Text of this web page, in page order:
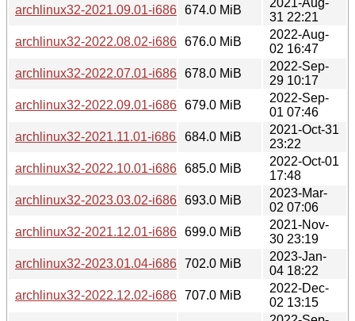
archlinux32-2021.09.01-i686.iso674.0 MiB
31 22:21
archlinux32-2022.08.02-i686.iso676.0 MiB
2022-Aug-
02 16:47
archlinux32-2022.07.01-i686.iso678.0 MiB
2022-Sep-
29 10:17
archlinux32-2022.09.01-i686.iso679.0 MiB
2022-Sep-
01 07:46
archlinux32-2021.11.01-i686.iso684.0 MiB
2021-Oct-31
23:22
archlinux32-2022.10.01-i686.iso685.0 MiB
2022-Oct-01
17:48
archlinux32-2023.03.02-i686.iso693.0 MiB
2023-Mar-
02 07:06
archlinux32-2021.12.01-i686.iso699.0 MiB
2021-Nov-
30 23:19
archlinux32-2023.01.04-i686.iso702.0 MiB
2023-Jan-
04 18:22
archlinux32-2022.12.02-i686.iso707.0 MiB
2022-Dec-
02 13:15